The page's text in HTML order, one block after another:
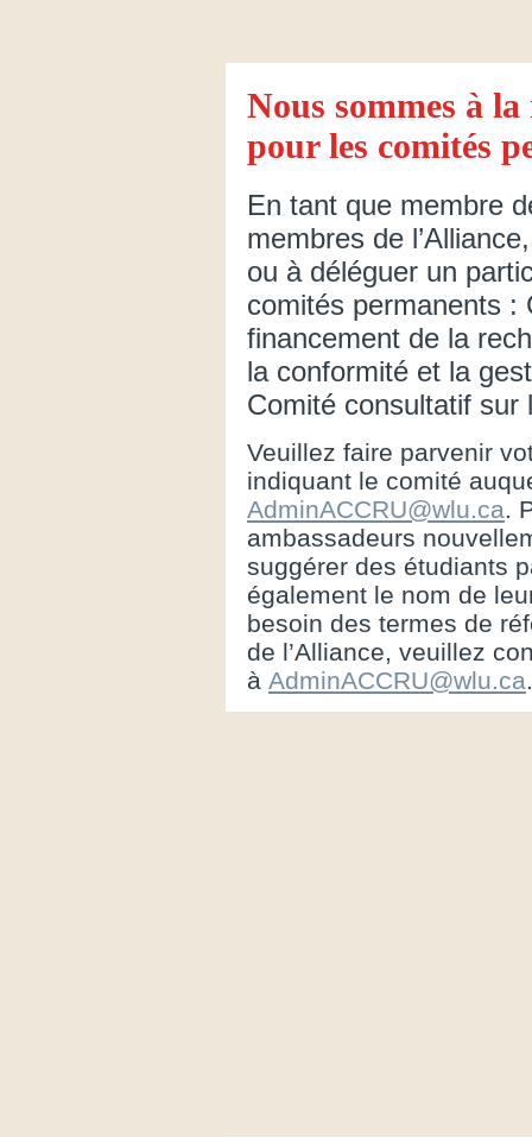
Nous sommes à
pour les comités
En tant que membre
membres de
ou à déléguer un
comités permanents :
financement de la
la conformité et la
Comité consultatif sur
Veuillez faire parvenir
indiquant le comité
AdminACCRU@wlu.ca .
ambassadeurs
suggérer des étudiants
également le nom de
besoin des termes de
de l’Alliance, veuillez
à AdminACCRU@wlu.ca